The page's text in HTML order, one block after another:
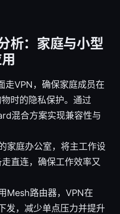
析：家庭与小型
走VPN，确保家庭成员在
时的隐私保护。通过
混合方案实现兼容性与
家庭办公室，将主工作设
直连，确保工作效率又
Mesh路由器，VPN在
发，减少单点压力并提升